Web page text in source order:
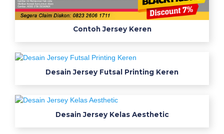
Contoh Jersey Keren
Desain Jersey Futsal Printing Keren
Desain Jersey Kelas Aesthetic